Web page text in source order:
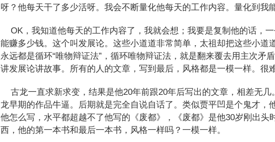
呀？他每天干了多少活呀。我会不断量化他每天的工作内容。量化到我
OK，我知道他每天的工作内容了，我就会想；我要是复制他的话，
能赚多少钱。这个叫发展论。这些小道道非常简单，太祖却把这些小道
永远都是循环“唯物辩证法”，循环唯物辩证法，就是翻来覆去用主次矛
讲发展论讲故事。所有的人的文章，写到最后，风格都是一模一样。很
古龙一直求新求变，结果是他20年前跟20年后写出的文章，相差无几
龙早期的作品牛逼。后期就是完全自说自话了。类似贾平凹是个鬼才，
他怎么写，水平都超越不了他写的《废都》，《废都》是他30岁刚出头
西，他的第一本书和最后一本书，风格一样吗？一模一样。